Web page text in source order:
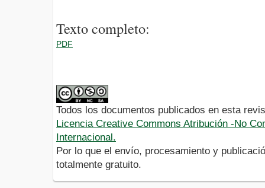
Texto completo:
PDF
Todos los documentos publicados en esta
Licencia Creative Commons Atribución -No
Internacional.
Por lo que el envío, procesamiento y
totalmente gratuito.